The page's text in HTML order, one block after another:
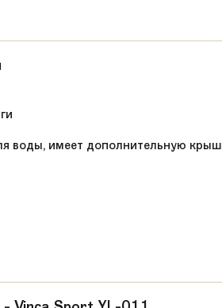
алюминиевая вилка с прямыми
вынос под 4 болта
воды, имеет дополнительную